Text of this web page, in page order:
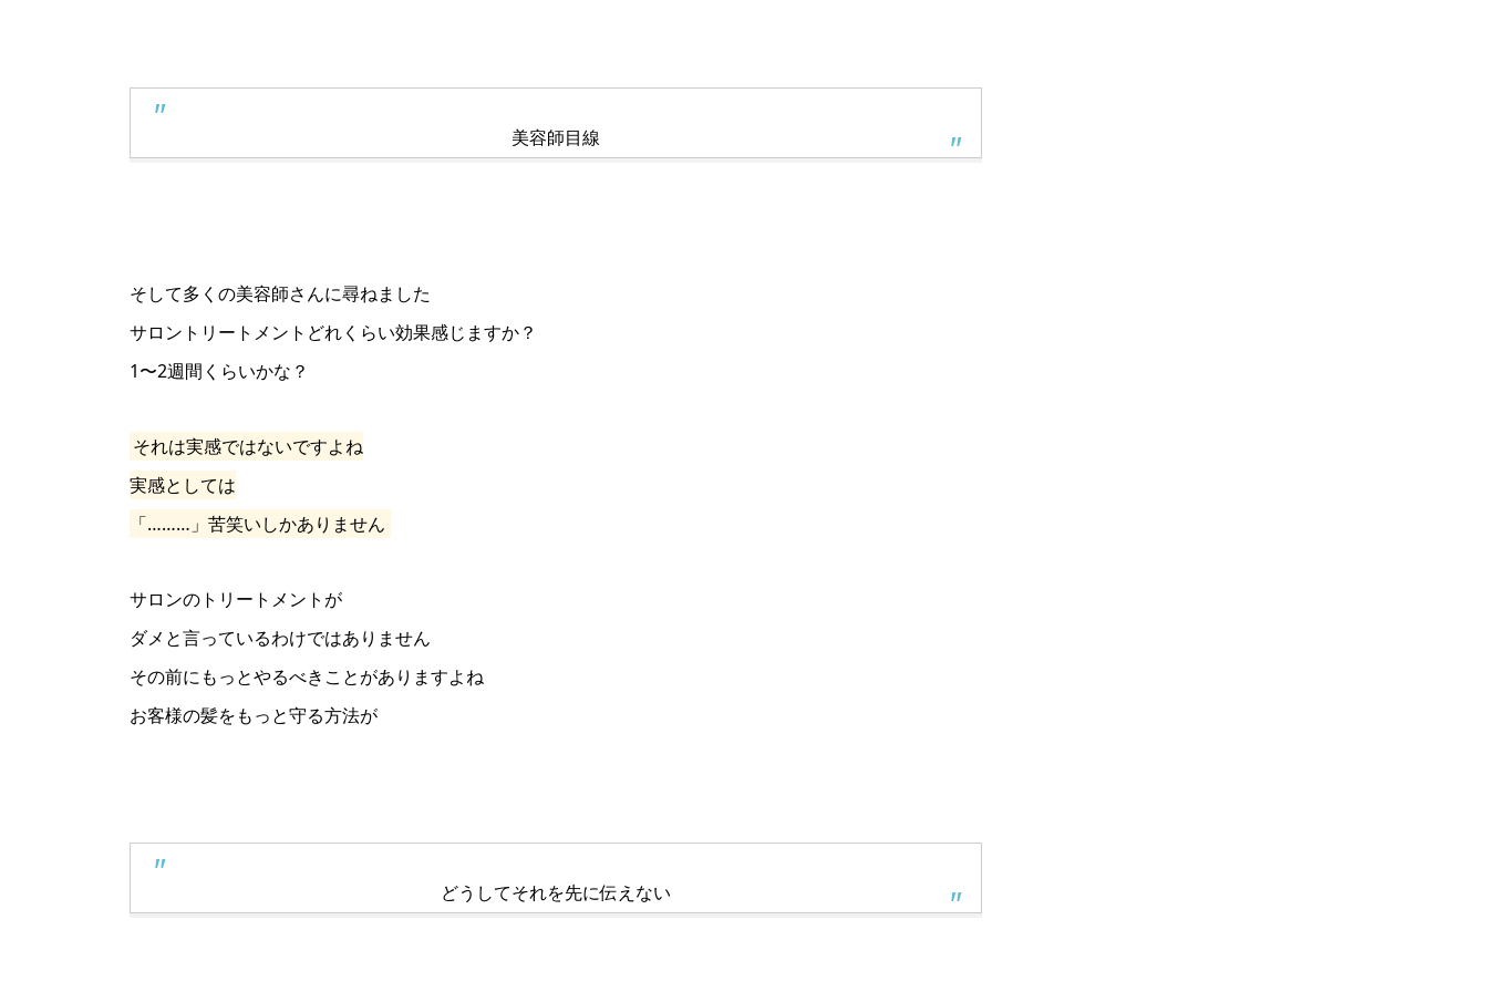
美容師目線
そして多くの美容師さんに尋ねました
サロントリートメントどれくらい効果感じますか？
1〜2週間くらいかな？
それは実感ではないですよね
実感としては
「………」苦笑いしかありません
サロンのトリートメントが
ダメと言っているわけではありません
その前にもっとやるべきことがありますよね
お客様の髪をもっと守る方法が
どうしてそれを先に伝えない